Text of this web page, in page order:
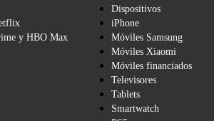
y HBO Max
Dispositivos
iPhone
Móviles Samsung
Móviles Xiaomi
Móviles financiados
Televisores
Tablets
Smartwatch